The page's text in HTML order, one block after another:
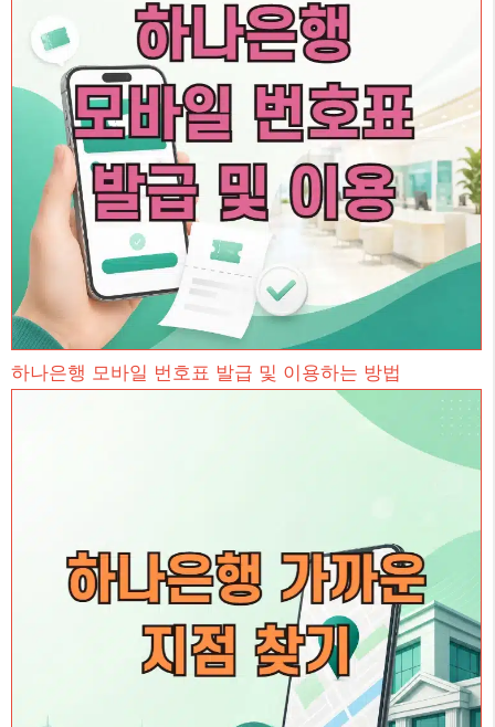
하나은행 모바일 번호표 발급 및 이용하는 방법